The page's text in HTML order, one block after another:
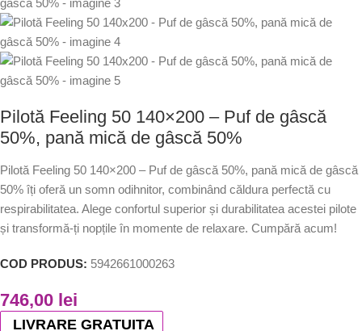
Pilotă Feeling 50 140×200 – Puf de gâscă
50%, pană mică de gâscă 50%
Pilotă Feeling 50 140×200 – Puf de gâscă 50%, pană mică de gâscă
50% îți oferă un somn odihnitor, combinând căldura perfectă cu
respirabilitatea. Alege confortul superior și durabilitatea acestei pilote
și transformă-ți nopțile în momente de relaxare. Cumpără acum!
COD PRODUS: 5942661000263
746,00 lei
LIVRARE GRATUITA